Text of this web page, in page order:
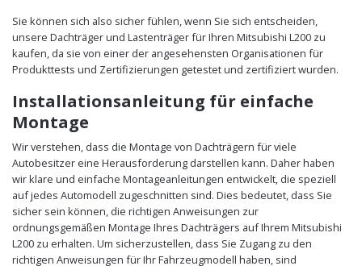
Sie können sich also sicher fühlen, wenn Sie sich entscheiden,
unsere Dachträger und Lastenträger für Ihren Mitsubishi L200 zu
kaufen, da sie von einer der angesehensten Organisationen für
Produkttests und Zertifizierungen getestet und zertifiziert wurden.
Installationsanleitung für einfache
Montage
Wir verstehen, dass die Montage von Dachträgern für viele
Autobesitzer eine Herausforderung darstellen kann. Daher haben
wir klare und einfache Montageanleitungen entwickelt, die speziell
auf jedes Automodell zugeschnitten sind. Dies bedeutet, dass Sie
sicher sein können, die richtigen Anweisungen zur
ordnungsgemäßen Montage Ihres Dachträgers auf Ihrem Mitsubishi
L200 zu erhalten. Um sicherzustellen, dass Sie Zugang zu den
richtigen Anweisungen für Ihr Fahrzeugmodell haben, sind